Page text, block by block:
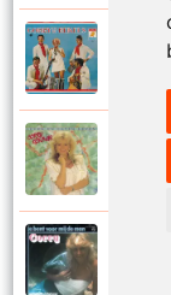
Corry
Corry